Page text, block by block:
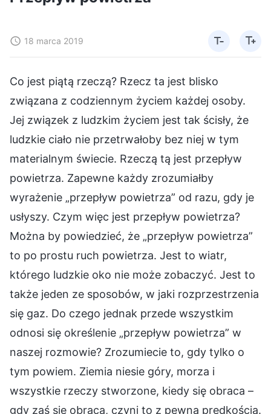
18 marca 2019
Co jest piątą rzeczą? Rzecz ta jest blisko
związana z codziennym życiem każdej osoby.
Jej związek z ludzkim życiem jest tak ścisły, że
ludzkie ciało nie przetrwałoby bez niej w tym
materialnym świecie. Rzeczą tą jest przepływ
powietrza. Zapewne każdy zrozumiałby
wyrażenie „przepływ powietrza” od razu, gdy je
usłyszy. Czym więc jest przepływ powietrza?
Można by powiedzieć, że „przepływ powietrza”
to po prostu ruch powietrza. Jest to wiatr,
którego ludzkie oko nie może zobaczyć. Jest to
także jeden ze sposobów, w jaki rozprzestrzenia
się gaz. Do czego jednak przede wszystkim
odnosi się określenie „przepływ powietrza” w
naszej rozmowie? Zrozumiecie to, gdy tylko o
tym powiem. Ziemia niesie góry, morza i
wszystkie rzeczy stworzone, kiedy się obraca –
gdy zaś się obraca, czyni to z pewną prędkością.